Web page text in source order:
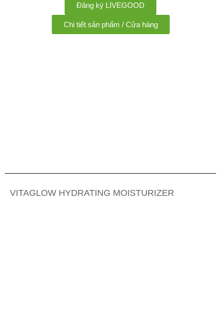
Đăng ký LIVEGOOD
Chi tiết sản phẩm / Cửa hàng
VITAGLOW HYDRATING MOISTURIZER